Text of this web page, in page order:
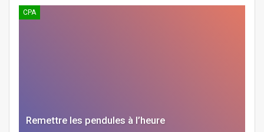
CPA
Remettre les pendules à l’heure